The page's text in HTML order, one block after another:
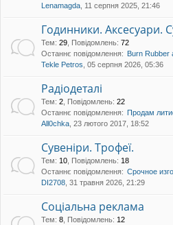
Lenamagda , 11 серпня 2025, 21:46
Годинники. Аксесуари.
Тем: 29 Повідомлень: 72
Останнє повідомлення: Burn Rubber
Tekle Petros , 05 серпня 2026, 05:36
Радіодеталі
Тем: 2 Повідомлень: 22
Останнє повідомлення: Продам
All0chka , 23 лютого 2017, 18:52
Сувеніри. Трофеї.
Тем: 10 Повідомлень: 18
Останнє повідомлення: Срочное
DI2708 , 31 травня 2026, 21:29
Соціальна реклама
Тем: 8 Повідомлень: 12